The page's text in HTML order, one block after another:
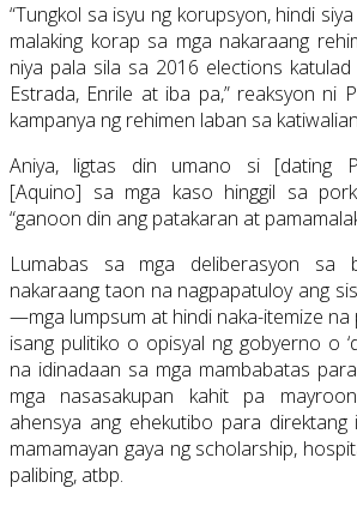
“Tungkol sa isyu ng korupsyon, hindi
malaking korap sa mga nakaraang
niya pala sila sa 2016 elections
Estrada, Enrile at iba pa,” reaksyon ni
kampanya ng rehimen laban sa
Aniya, ligtas din umano si [dating
[Aquino] sa mga kaso hinggil sa
“ganoon din ang patakaran at
Lumabas sa mga deliberasyon sa
nakaraang taon na nagpapatuloy ang
—mga lumpsum at hindi naka-itemize
isang pulitiko o opisyal ng gobyerno o
na idinadaan sa mga mambabatas
mga nasasakupan kahit pa
ahensya ang ehekutibo para
mamamayan gaya ng scholarship,
palibing, atbp.